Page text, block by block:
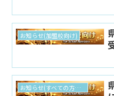
お知らせ(加盟校向け)
お知らせ(すべての方向け)